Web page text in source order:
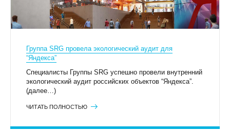
Группа SRG провела экологический аудит для
“Яндекса”
Специалисты Группы SRG успешно провели внутренний
экологический аудит российских объектов “Яндекса”.
(далее…)
ЧИТАТЬ ПОЛНОСТЬЮ